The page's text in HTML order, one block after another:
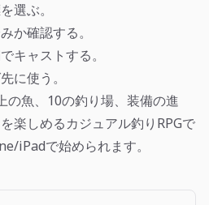
選ぶ。
か確認する。
キャストする。
に使う。
魚、10の釣り場、装備の進
楽しめるカジュアル釣りRPGで
iPadで始められます。